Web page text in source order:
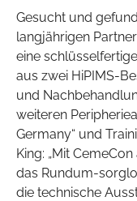
Gesucht und
langjährigen
eine
aus zwei HiPIMS-
und
weiteren
Germany“ und
King: „Mit
das Rundum-
die technische